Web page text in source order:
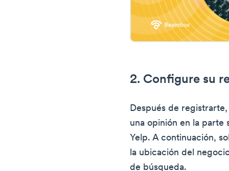
2. Configure su
Después de
una opinión en la parte
Yelp. A continuación,
la ubicación del
de búsqueda.